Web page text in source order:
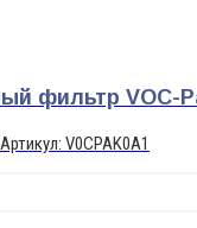
фильтр VOC-
Артикул: V0CPAK0A1